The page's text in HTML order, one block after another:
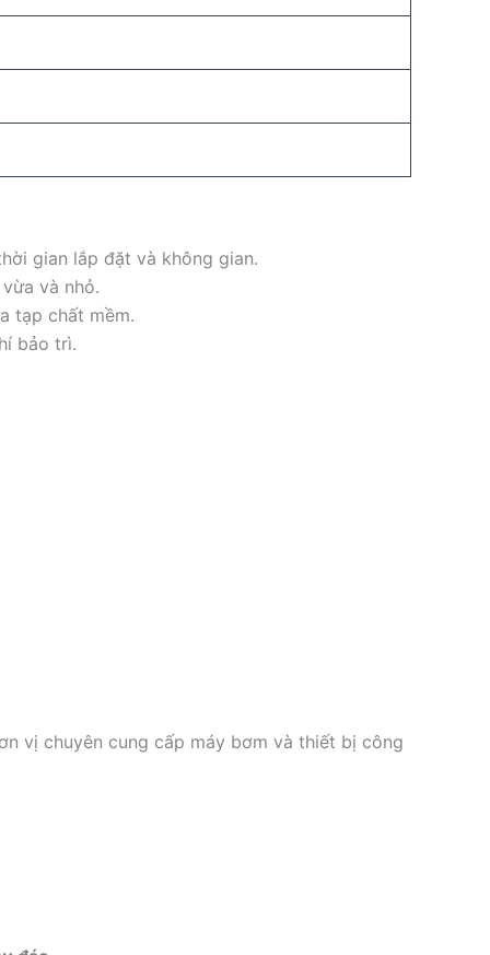
gian lắp đặt và không gian.
và nhỏ.
tạp chất mềm.
bảo trì.
vị chuyên cung cấp máy bơm và thiết bị công